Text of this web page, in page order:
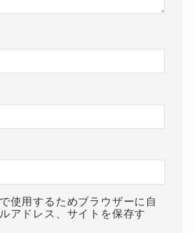
使用するためブラウザーに自
アドレス、サイトを保存す